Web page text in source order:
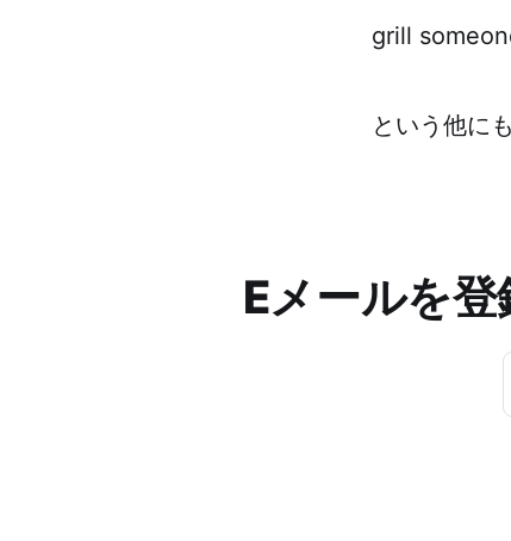
grill
という他に
Eメールを